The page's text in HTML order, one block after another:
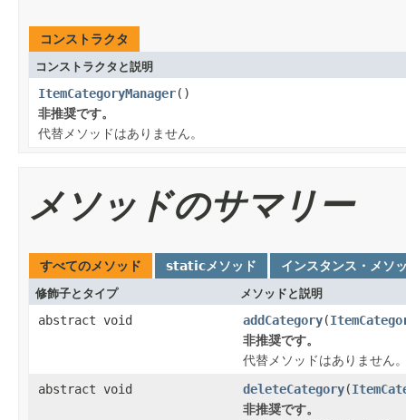
コンストラクタ
コンストラクタと説明
ItemCategoryManager()
非推奨です。
代替メソッドはありません。
メソッドのサマリー
すべてのメソッド staticメソッド インスタンス・メソ
修飾子とタイプ メソッドと説明
abstract void addCategory(
非推奨です。
代替メソッドはありません
abstract void
deleteCategory(
非推奨です。